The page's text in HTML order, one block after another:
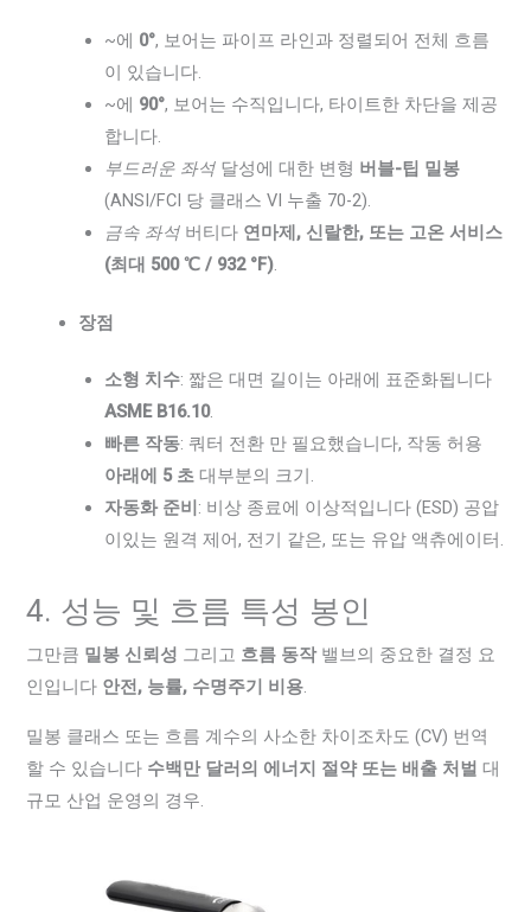
~에 0°, 보어는 파이프 라인과 정렬되어 전체 흐름
이 있습니다.
~에 90°, 보어는 수직입니다, 타이트한 차단을 제공
합니다.
부드러운 좌석 달성에 대한 변형 버블-팁 밀봉
(ANSI/FCI 당 클래스 VI 누출 70-2).
금속 좌석 버티다 연마제, 신랄한, 또는 고온 서비스
(최대 500 ℃ / 932 °F).
장점
소형 치수: 짧은 대면 길이는 아래에 표준화됩니다
ASME B16.10.
빠른 작동: 쿼터 전환 만 필요했습니다, 작동 허용
아래에 5 초 대부분의 크기.
자동화 준비 : 비상 종료에 이상적입니다 (ESD) 공압
이있는 원격 제어, 전기 같은, 또는 유압 액츄에이터.
4. 성능 및 흐름 특성 봉인
그만큼 밀봉 신뢰성 그리고 흐름 동작밸브의 중요한 결정 요
인입니다 안전, 능률, 수명주기 비용.
밀봉 클래스 또는 흐름 계수의 사소한 차이조차도 (CV) 번역
할 수 있습니다 수백만 달러의 에너지 절약 또는 배출 처벌 대
규모 산업 운영의 경우.